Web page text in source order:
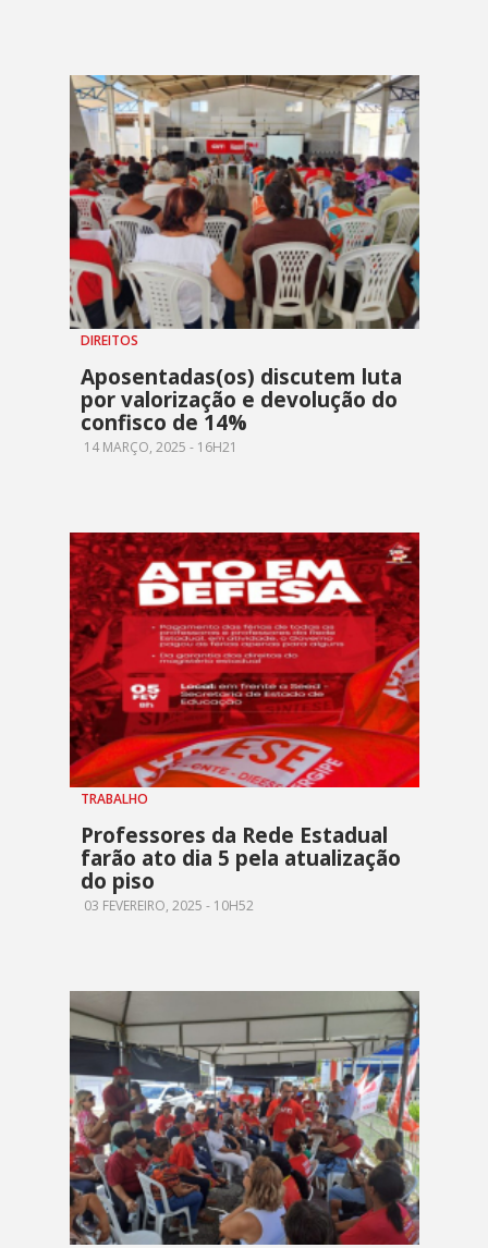
DIREITOS
Aposentadas(os) discutem luta
por valorização e devolução do
confisco de 14%
14 MARÇO, 2025 - 16H21
TRABALHO
Professores da Rede Estadual
farão ato dia 5 pela atualização
do piso
03 FEVEREIRO, 2025 - 10H52